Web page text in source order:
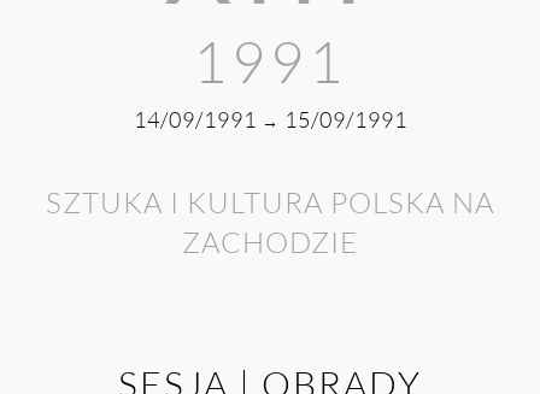
1991
14/09/1991 → 15/09/1991
SZTUKA I KULTURA POLSKA NA
ZACHODZIE
SESJA | OBRADY